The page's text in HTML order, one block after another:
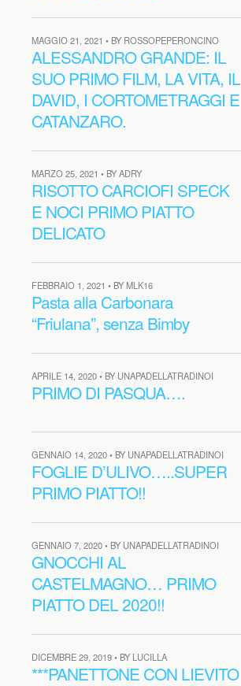
MAGGIO 21, 2021 • BY ROSSOPEPERONCINO
ALESSANDRO GRANDE: IL
SUO PRIMO FILM, LA VITA, IL
DAVID, I CORTOMETRAGGI E
CATANZARO.
MARZO 25, 2021 • BY ADRY
RISOTTO CARCIOFI SPECK
E NOCI PRIMO PIATTO
DELICATO
FEBBRAIO 1, 2021 • BY MLK16
Pasta alla Carbonara
“Friulana”, senza Bimby
APRILE 14, 2020 • BY UNAPADELLATRADINOI
PRIMO DI PASQUA….
GENNAIO 14, 2020 • BY UNAPADELLATRADINOI
FOGLIE D’ULIVO…..SUPER
PRIMO PIATTO!!
GENNAIO 7, 2020 • BY UNAPADELLATRADINOI
GNOCCHI AL
CASTELMAGNO… PRIMO
PIATTO DEL 2020!!
DICEMBRE 29, 2019 • BY LUCILLA
***PANETTONE CON LIEVITO